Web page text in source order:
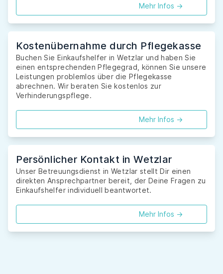
Mehr Infos ->
Kostenübernahme durch Pflegekasse
Buchen Sie Einkaufshelfer in Wetzlar und haben Sie
einen entsprechenden Pflegegrad, können Sie unsere
Leistungen problemlos über die Pflegekasse
abrechnen. Wir beraten Sie kostenlos zur
Verhinderungspflege.
Mehr Infos ->
Persönlicher Kontakt in Wetzlar
Unser Betreuungsdienst in Wetzlar stellt Dir einen
direkten Ansprechpartner bereit, der Deine Fragen zu
Einkaufshelfer individuell beantwortet.
Mehr Infos ->